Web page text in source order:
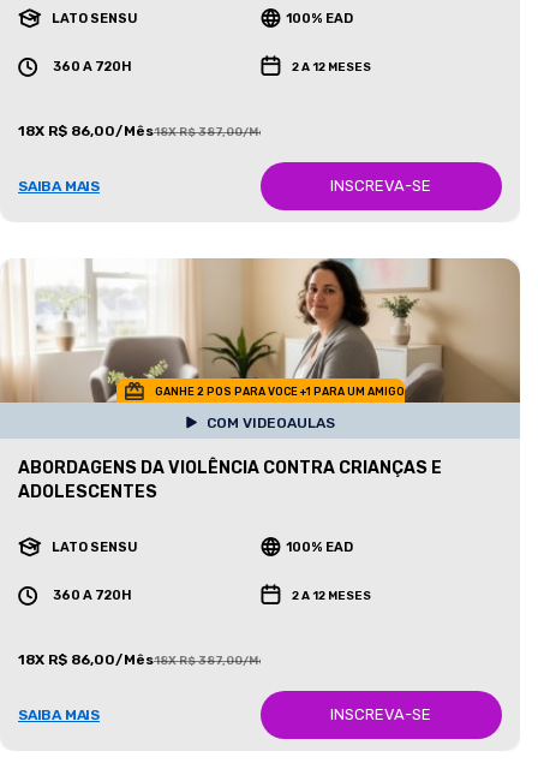
LATO SENSU 100% EAD
360 A 720H 2 A 12 MESES
18X R$ 86,00/Mês18X R$ 387,00/Mês
SAIBA MAIS INSCREVA-SE
GANHE 2 POS PARA VOCE +1 PARA UM AMIGO
COM VIDEOAULAS
ABORDAGENS DA VIOLÊNCIA CONTRA CRIANÇAS E
ADOLESCENTES
LATO SENSU 100% EAD
360 A 720H 2 A 12 MESES
18X R$ 86,00/Mês18X R$ 387,00/Mês
SAIBA MAIS INSCREVA-SE